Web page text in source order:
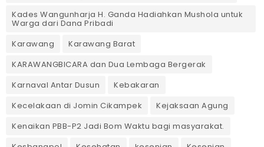
Kades Wangunharja H. Ganda Hadiahkan Mushola untuk
Warga dari Dana Pribadi ‎
Karawang
Karawang Barat
KARAWANGBICARA dan Dua Lembaga Bergerak
Karnaval Antar Dusun
Kebakaran
Kecelakaan di Jomin Cikampek
Kejaksaan Agung
Kenaikan PBB-P2 Jadi Bom Waktu bagi masyarakat.